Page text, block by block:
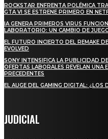
ROCKSTAR ENFRENTA POLÉMICA
GTA VI SE ESTRENE PRIMERO EN
IA GENERA PRIMEROS VIRUS
LABORATORIO: UN CAMBIO DE
EL FUTURO INCIERTO DEL REMAKE
EVOLVED
SONY INTENSIFICA LA PUBLICIDAD
OFERTAS LABORALES REVELAN UNA
PRECEDENTES
EL AUGE DEL GAMING DIGITAL:
JUDICIAL